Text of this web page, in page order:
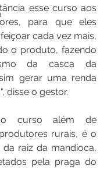
esse curso aos
para que eles
cada vez mais,
o produto, fazendo
da casca da
gerar uma renda
disse o gestor.
curso além de
rurais, é o
raiz da mandioca,
pela praga do